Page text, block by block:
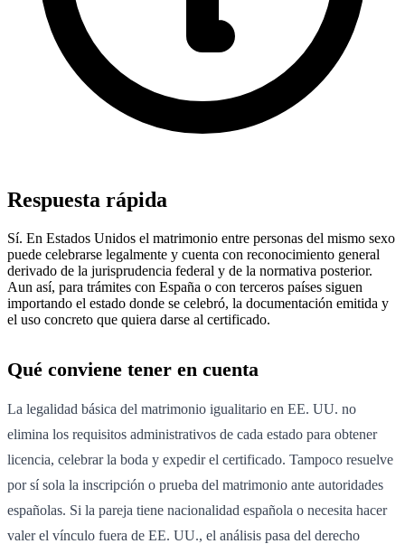
Respuesta rápida
Sí. En Estados Unidos el matrimonio entre personas del mismo sexo
puede celebrarse legalmente y cuenta con reconocimiento general
derivado de la jurisprudencia federal y de la normativa posterior.
Aun así, para trámites con España o con terceros países siguen
importando el estado donde se celebró, la documentación emitida y
el uso concreto que quiera darse al certificado.
Qué conviene tener en cuenta
La legalidad básica del matrimonio igualitario en EE. UU. no
elimina los requisitos administrativos de cada estado para obtener
licencia, celebrar la boda y expedir el certificado. Tampoco resuelve
por sí sola la inscripción o prueba del matrimonio ante autoridades
españolas. Si la pareja tiene nacionalidad española o necesita hacer
valer el vínculo fuera de EE. UU., el análisis pasa del derecho